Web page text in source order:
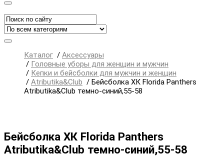
Каталог / Аксессуары
/ Головные уборы для женщин и мужчин
/ Кепки и бейсболки для мужчин и женщин
/ Atributika&Club / Бейсболка ХК Florida Panthers
Atributika&Club темно-синий,55-58
Бейсболка ХК Florida Panthers
Atributika&Club темно-синий,55-58